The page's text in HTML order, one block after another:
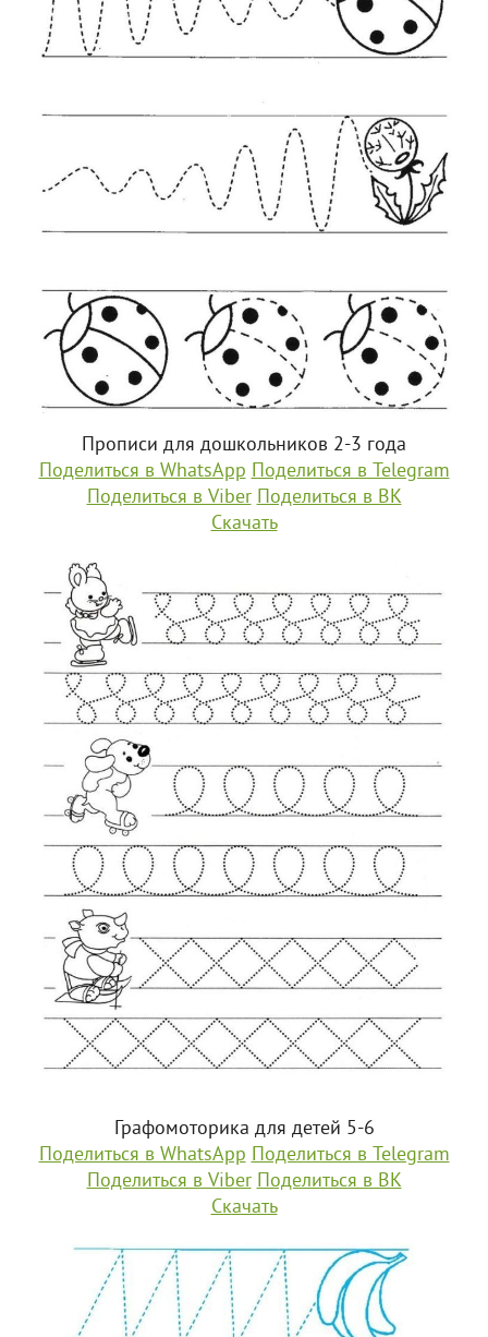
Прописи для дошкольников 2-3 года
Поделиться в WhatsApp Поделиться в Telegram
Поделиться в Viber Поделиться в ВК
Скачать
Графомоторика для детей 5-6
Поделиться в WhatsApp Поделиться в Telegram
Поделиться в Viber Поделиться в ВК
Скачать